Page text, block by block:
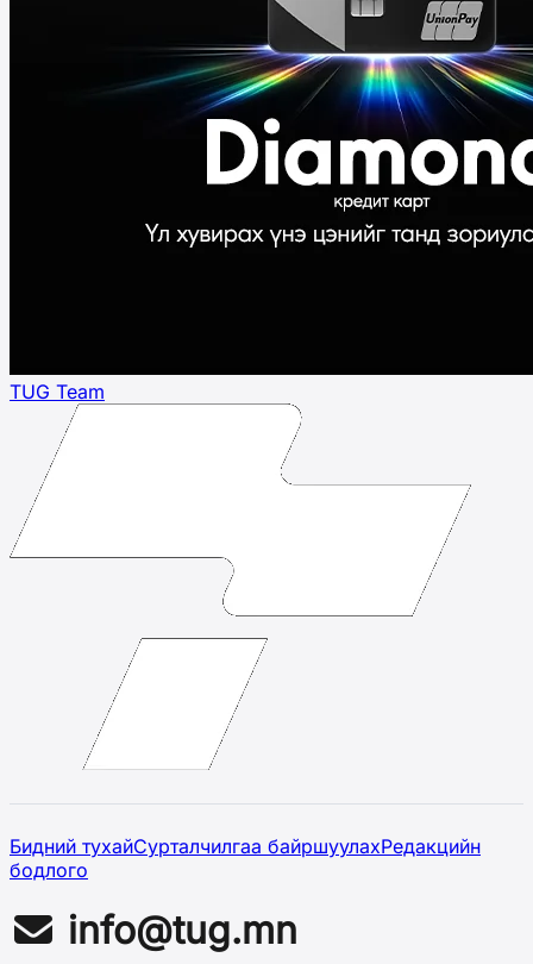
TUG Team
Бидний тухайСурталчилгаа байршуулахРедакцийн
бодлого
info@tug.mn